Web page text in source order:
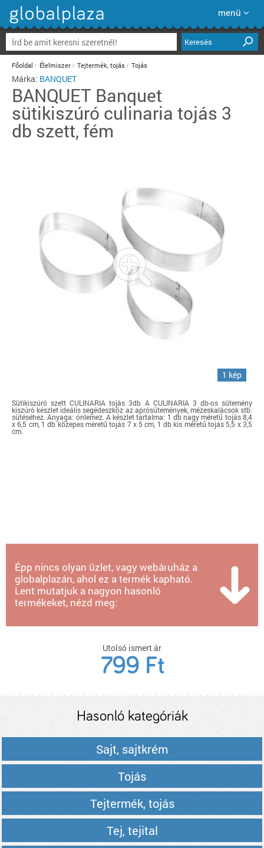
menü
Keresés
Főoldal Élelmiszer Tejtermék, tojás Tojás
Márka: BANQUET
BANQUET Banquet
sütikiszúró culinaria tojás 3
db szett, fém
1 kép
Sütikiszúró szett CULINARIA tojás 3db A CULINARIA 3 db-os sütemény
kiszúró készlet ideális segédeszköz az aprósütemények, mézeskalácsok stb.
sütéséhez. Anyaga: ónlemez. A készlet tartalma: 1 db nagy méretű tojás 8,4
x 6,5 cm, 1 db közepes méretű tojás 7 x 5 cm, 1 db kis méretű tojás 5,5 x 3,5
cm.
Épp nincs olyan üzlet, vagy webáruház a
globalplazán, ahol ez a termék kapható.
Lent mutatjuk a nagyon hasonló
termékeket, nézd meg:
Utolsó ismert ár
799 Ft
Hasonló kategóriák
Sajt, sajtkrém
Tojás
Tejtermék, tojás
Tej, tejital